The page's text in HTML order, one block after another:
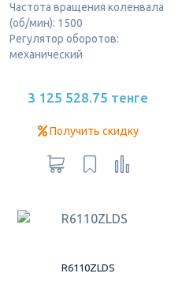
Частота вращения коленвала
(об/мин): 1500
Регулятор оборотов:
механический
3 125 528.75 тенге
Получить скидку
R6110ZLDS